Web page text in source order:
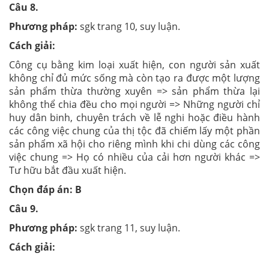
Câu 8.
Phương pháp: sgk trang 10, suy luận.
Cách giải:
Công cụ bằng kim loại xuất hiện, con người sản xuất
không chỉ đủ mức sống mà còn tạo ra được một lượng
sản phẩm thừa thường xuyên => sản phẩm thừa lại
không thể chia đều cho mọi người => Những người chỉ
huy dân binh, chuyên trách về lễ nghi hoặc điều hành
các công việc chung của thị tộc đã chiếm lấy một phần
sản phẩm xã hội cho riêng mình khi chi dùng các công
việc chung => Họ có nhiều của cải hơn người khác =>
Tư hữu bắt đầu xuất hiện.
Chọn đáp án: B
Câu 9.
Phương pháp: sgk trang 11, suy luận.
Cách giải: